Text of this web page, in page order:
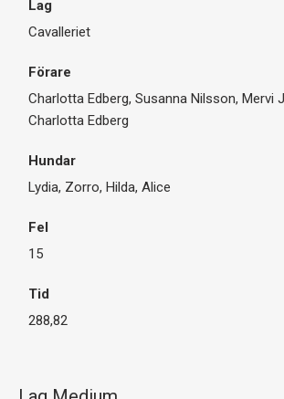
Cavalleriet
Charlotta Edberg, Susanna Nilsson, Mervi
Charlotta Edberg
Lydia, Zorro, Hilda, Alice
15
288,82